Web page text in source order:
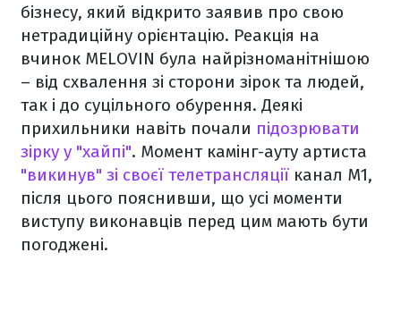
бізнесу, який відкрито заявив про свою
нетрадиційну орієнтацію. Реакція на
вчинок MELOVIN була найрізноманітнішою
– від схвалення зі сторони зірок та людей,
так і до суцільного обурення. Деякі
прихильники навіть почали підозрювати
зірку у "хайпі". Момент камінг-ауту артиста
"викинув" зі своєї телетрансляції канал М1,
після цього пояснивши, що усі моменти
виступу виконавців перед цим мають бути
погоджені.